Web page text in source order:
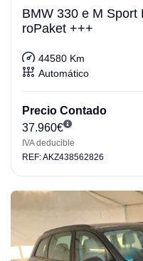
BMW 330 e M Sport
roPaket +++
44580 Km
Automático
Precio Contado
37.960€
IVA deducible
REF: AKZ438562826